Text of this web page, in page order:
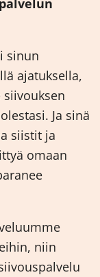
sinun
ajatuksella,
Ja sinä
siistit ja
omaan
niin